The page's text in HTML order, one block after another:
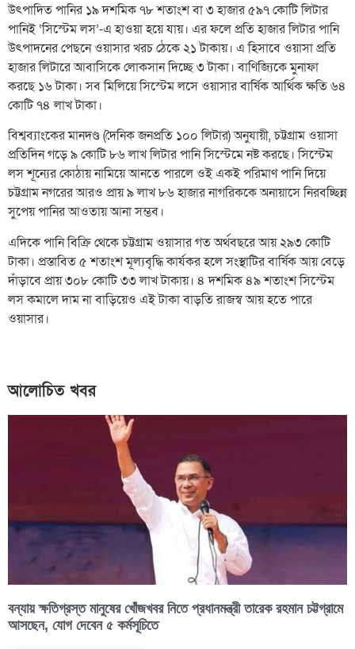
উৎপাদিত পানির ১৯ দশমিক ৭৮ শতাংশ বা ৩ হাজার ৫৯৭ কোটি লিটার
পানিই ‘সিস্টেম লস’-এ হাওয়া হয়ে যায়। এর ফলে প্রতি হাজার লিটার পানি
উৎপাদনের পেছনে ওয়াসার খরচ ঠেকে ২১ টাকায়। এ হিসাবে ওয়াসা প্রতি
হাজার লিটারে আবাসিকে লোকসান দিচ্ছে ৩ টাকা। বাণিজ্যিকে মুনাফা
করছে ১৬ টাকা। সব মিলিয়ে সিস্টেম লসে ওয়াসার বার্ষিক আর্থিক ক্ষতি ৬৪
কোটি ৭৪ লাখ টাকা।
বিশ্বব্যাংকের মানদণ্ড (দৈনিক জনপ্রতি ১০০ লিটার) অনুযায়ী, চট্টগ্রাম ওয়াসা
প্রতিদিন গড়ে ৯ কোটি ৮৬ লাখ লিটার পানি সিস্টেমে নষ্ট করছে। সিস্টেম
লস শূন্যের কোঠায় নামিয়ে আনতে পারলে ওই একই পরিমাণ পানি দিয়ে
চট্টগ্রাম নগরের আরও প্রায় ৯ লাখ ৮৬ হাজার নাগরিককে অনায়াসে নিরবচ্ছিন্ন
সুপেয় পানির আওতায় আনা সম্ভব।
এদিকে পানি বিক্রি থেকে চট্টগ্রাম ওয়াসার গত অর্থবছরে আয় ২৯৩ কোটি
টাকা। প্রস্তাবিত ৫ শতাংশ মূল্যবৃদ্ধি কার্যকর হলে সংস্থাটির বার্ষিক আয় বেড়ে
দাঁড়াবে প্রায় ৩০৮ কোটি ৩৩ লাখ টাকায়। ৪ দশমিক ৪৯ শতাংশ সিস্টেম
লস কমালে দাম না বাড়িয়েও এই টাকা বাড়তি রাজস্ব আয় হতে পারে
ওয়াসার।
আলোচিত খবর
বন্যায় ক্ষতিগ্রস্ত মানুষের খোঁজখবর নিতে প্রধানমন্ত্রী তারেক রহমান চট্টগ্রামে
আসছেন, যোগ দেবেন ৫ কর্মসূচিতে